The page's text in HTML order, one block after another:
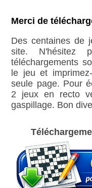
Merci de
Des centaines de
site. N'hésitez
téléchargements
le jeu et
seule page. Pour
2 jeux en recto
gaspillage. Bon